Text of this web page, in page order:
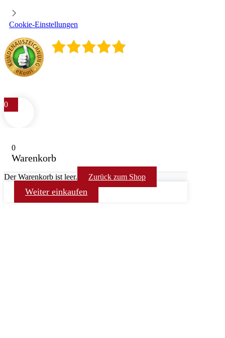
Cookie-Einstellungen
0
0
Warenkorb
Der Warenkorb ist leer. Zurück zum Shop
Weiter einkaufen